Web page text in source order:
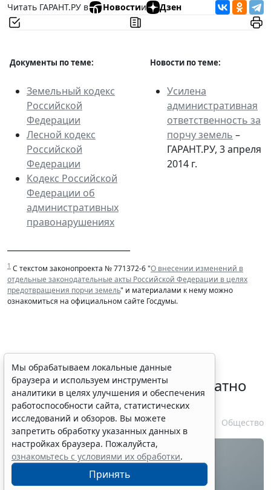
Читать ГАРАНТ.РУ в
Новостии Дзен
Документы по теме: Новости по теме:
Земельный кодекс
Российской
Федерации
Лесной кодекс
Российской
Федерации
Кодекс Российской
Федерации об
административных
правонарушениях
Усилена
административная
ответственность за
порчу земель –
ГАРАНТ.РУ, 3 апреля
2014 г.
1 С текстом законопроекта № 771372-6 "О внесении изменений в
отдельные законодательные акты Российской Федерации в целях
предотвращения порчи земель" и материалами к нему можно
ознакомиться на официальном сайте Госдумы.
Временное удостоверение
личности оформляется бесплатно
при утрате паспорта
7 августа 2026 17:55 Общество
Мы обрабатываем локальные данные
браузера и используем инструменты
аналитики в целях улучшения и обеспечения
работоспособности сайта, статистических
исследований и обзоров. Вы можете
запретить обработку указанных данных в
настройках браузера. Пожалуйста,
ознакомьтесь с условиями их обработки.
Принять